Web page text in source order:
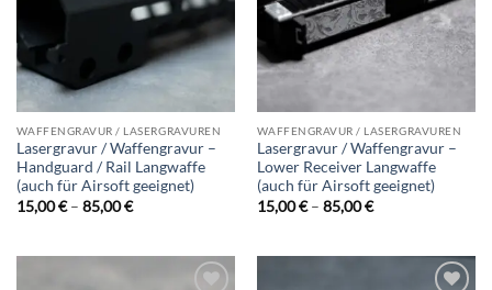
WAFFENGRAVUR / LASERGRAVUREN
Lasergravur / Waffengravur –
Handguard / Rail Langwaffe
(auch für Airsoft geeignet)
15,00€ – 85,00€Preisspanne:
WAFFENGRAVUR / LASERGRAVUREN
Lasergravur / Waffengravur –
Lower Receiver Langwaffe
(auch für Airsoft geeignet)
15,00€ – 85,00€Preisspanne: